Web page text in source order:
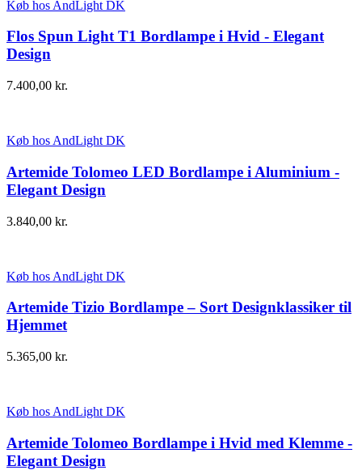
Køb hos AndLight DK
Flos Spun Light T1 Bordlampe i Hvid - Elegant
Design
7.400,00 kr.
Køb hos AndLight DK
Artemide Tolomeo LED Bordlampe i Aluminium -
Elegant Design
3.840,00 kr.
Køb hos AndLight DK
Artemide Tizio Bordlampe – Sort Designklassiker til
Hjemmet
5.365,00 kr.
Køb hos AndLight DK
Artemide Tolomeo Bordlampe i Hvid med Klemme -
Elegant Design